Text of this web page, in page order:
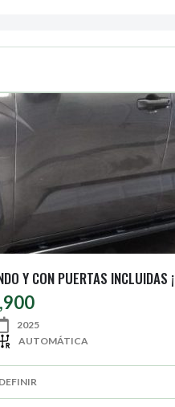
Y CON PUERTAS INCLUIDAS ¡
2025
AUTOMÁTICA